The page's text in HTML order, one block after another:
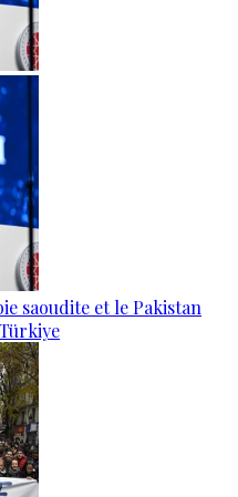
saoudite et le Pakistan